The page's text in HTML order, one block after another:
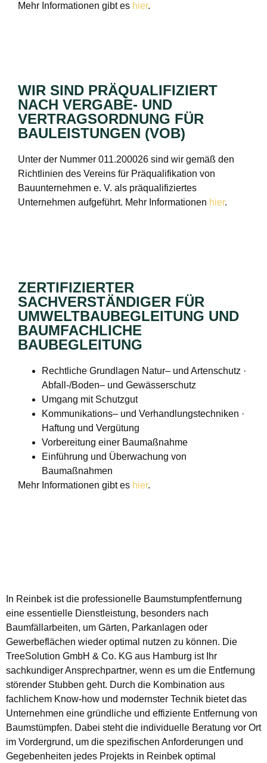
Mehr Informationen gibt es hier.
WIR SIND PRÄQUALIFIZIERT
NACH VERGABE- UND
VERTRAGSORDNUNG FÜR
BAULEISTUNGEN (VOB)
Unter der Nummer 011.200026 sind wir gemäß den
Richtlinien des Vereins für Präqualifikation von
Bauunternehmen e. V. als präqualifiziertes
Unternehmen aufgeführt. Mehr Informationen hier.
ZERTIFIZIERTER
SACHVERSTÄNDIGER FÜR
UMWELTBAUBEGLEITUNG UND
BAUMFACHLICHE
BAUBEGLEITUNG
Rechtliche Grundlagen Natur– und Artenschutz ·
Abfall-/Boden– und Gewässerschutz
Umgang mit Schutzgut
Kommunikations– und Verhandlungstechniken ·
Haftung und Vergütung
Vorbereitung einer Baumaßnahme
Einführung und Überwachung von
Baumaßnahmen
Mehr Informationen gibt es hier.
In Reinbek ist die professionelle Baumstumpfentfernung
eine essentielle Dienstleistung, besonders nach
Baumfällarbeiten, um Gärten, Parkanlagen oder
Gewerbeflächen wieder optimal nutzen zu können. Die
TreeSolution GmbH & Co. KG aus Hamburg ist Ihr
sachkundiger Ansprechpartner, wenn es um die Entfernung
störender Stubben geht. Durch die Kombination aus
fachlichem Know-how und modernster Technik bietet das
Unternehmen eine gründliche und effiziente Entfernung von
Baumstümpfen. Dabei steht die individuelle Beratung vor Ort
im Vordergrund, um die spezifischen Anforderungen und
Gegebenheiten jedes Projekts in Reinbek optimal